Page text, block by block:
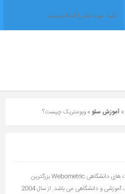
»آموزش سئو»وبومتریک چیست؟
وبسایت اینترنتی رتبه بندی وبسایت های دانشگاهی Webometric بزرگترین
مرکز آکادمیک رتبه بندی مراکز علمی، آموزشی و دانشگاهی می باشد. از سال 2004